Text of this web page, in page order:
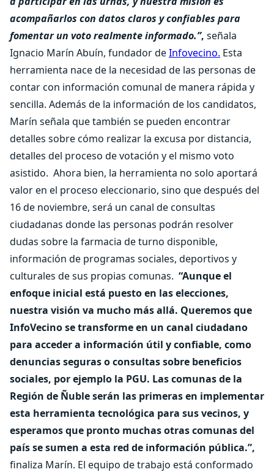
acompañarlos con datos claros y confiables para
fomentar un voto realmente informado.”, señala
Ignacio Marín Abuín, fundador deInfovecino. Esta
herramienta nace de la necesidad de las personas de
contar con información comunal de manera rápida y
sencilla. Además de la información de los candidatos,
Marín señala que también se pueden encontrar
detalles sobre cómo realizar la excusa por distancia,
detalles del proceso de votación y el mismo voto
asistido. Ahora bien, la herramienta no solo aportará
valor en el proceso eleccionario, sino que después del
16 de noviembre, será un canal de consultas
ciudadanas donde las personas podrán resolver
dudas sobre la farmacia de turno disponible,
información de programas sociales, deportivos y
culturales de sus propias comunas. “Aunque el
enfoque inicial está puesto en las elecciones,
nuestra visión va mucho más allá. Queremos que
InfoVecino se transforme en un canal ciudadano
para acceder a información útil y confiable, como
denuncias seguras o consultas sobre beneficios
sociales, por ejemplo la PGU. Las comunas de la
Región de Ñuble serán las primeras en implementar
esta herramienta tecnológica para sus vecinos, y
esperamos que pronto muchas otras comunas del
país se sumen a esta red de información pública.”,
finaliza Marín. El equipo de trabajo está conformado